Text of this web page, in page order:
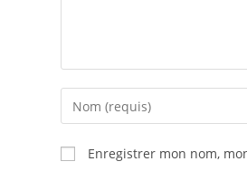
Enregistrer mon nom,